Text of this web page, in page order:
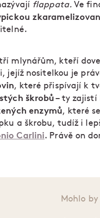
flappata. Ve
mlynářům, kteří
jejíž nositelkou je
, které přispívají k
škrobů – ty zajistí
enzymů, které
a škrobu, tudíž i
Carlini. Právě on
Mohlo